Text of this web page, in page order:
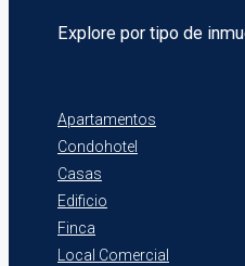
Explore por tipo de
Apartamentos
Condohotel
Casas
Edificio
Finca
Local Comercial